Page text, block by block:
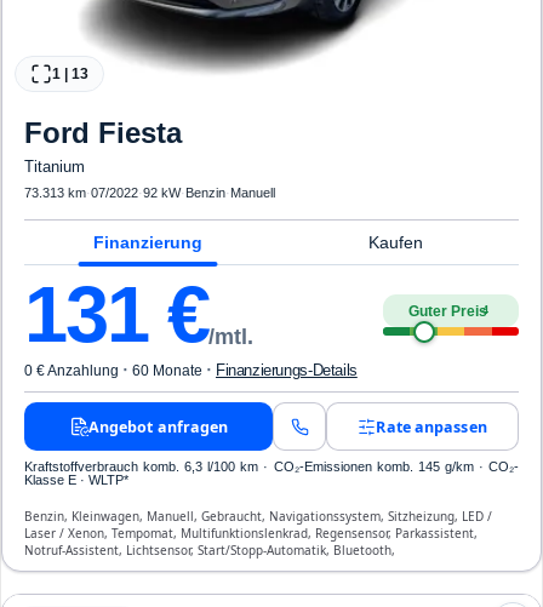
1 13
Ford Fiesta
Titanium
73.313 km·07/2022·92 kW· Benzin· Manuell
Finanzierung Kaufen
131€/mtl.
Guter Preis4
0 € Anzahlung · 60 Monate · Finanzierungs-Details
Angebot anfragen Rate anpassen
Kraftstoffverbrauch komb. 6,3 l/100 km · CO₂-Emissionen komb. 145 g/km · CO₂-
Klasse E · WLTP*
Benzin, Kleinwagen, Manuell, Gebraucht, Navigationssystem, Sitzheizung, LED /
Laser / Xenon, Tempomat, Multifunktionslenkrad, Regensensor, Parkassistent,
Notruf-Assistent, Lichtsensor, Start/Stopp-Automatik, Bluetooth,
Freisprecheinrichtung, Verkehrszeichen-Erkennung, ESP, ABS, Klimaautomatik,